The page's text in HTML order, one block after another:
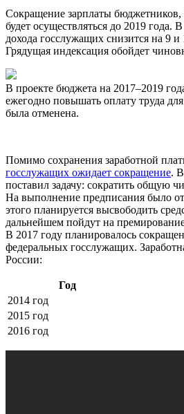
Сокращение зарплаты
будет осуществляться до 2019 года.
дохода госслужащих снизится на 9 и
Грядущая индексация обойдет
В проекте бюджета на 2017–2019
ежегодно повышать оплату труда
была отменена.
Помимо сохранения заработной
госслужащих ожидает сокращение.
поставил задачу: сократить общую
На выполнение предписания было
этого планируется высвободить
дальнейшем пойдут на
В 2017 году планировалось
федеральных госслужащих.
России:
Год
2014 год
2015 год
2016 год